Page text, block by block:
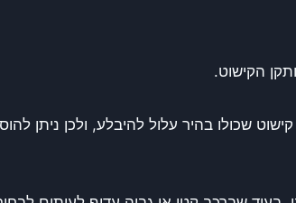
הקישוט.
שכולו בהיר עלול להיבלע, ולכן ניתן